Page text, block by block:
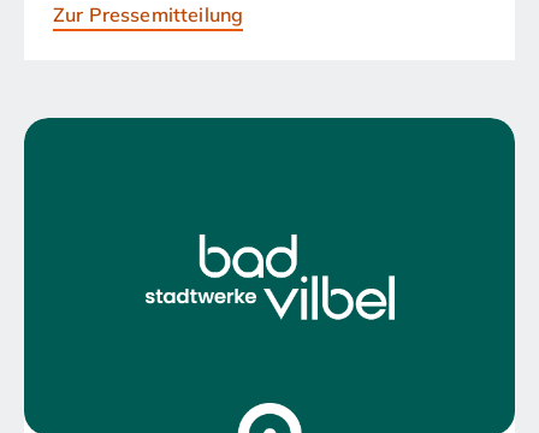
Zur Pressemitteilung